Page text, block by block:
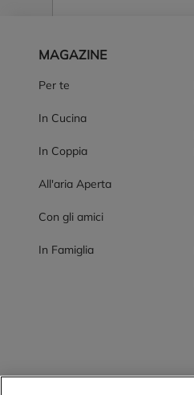
MAGAZINE
Per te
In Cucina
In Coppia
All'aria Aperta
Con gli amici
In Famiglia